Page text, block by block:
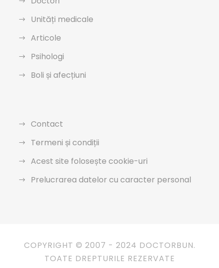
Unități medicale
Articole
Psihologi
Boli și afecțiuni
Contact
Termeni și condiții
Acest site folosește cookie-uri
Prelucrarea datelor cu caracter personal
COPYRIGHT © 2007 - 2024 DOCTORBUN.
TOATE DREPTURILE REZERVATE